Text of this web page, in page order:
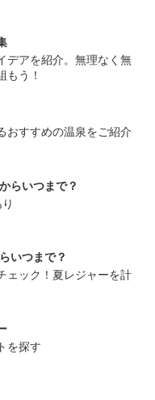
デアを紹介。無理なく無
もう！
おすすめの温泉をご紹介
らいつまで？
いつまで？
ェック！夏レジャーを計
を探す